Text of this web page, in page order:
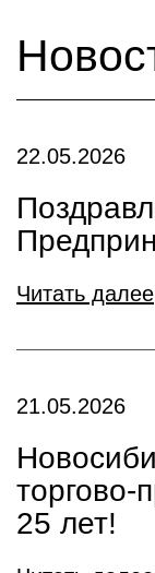
22.05.2026
Читать далее
21.05.2026
25 лет!